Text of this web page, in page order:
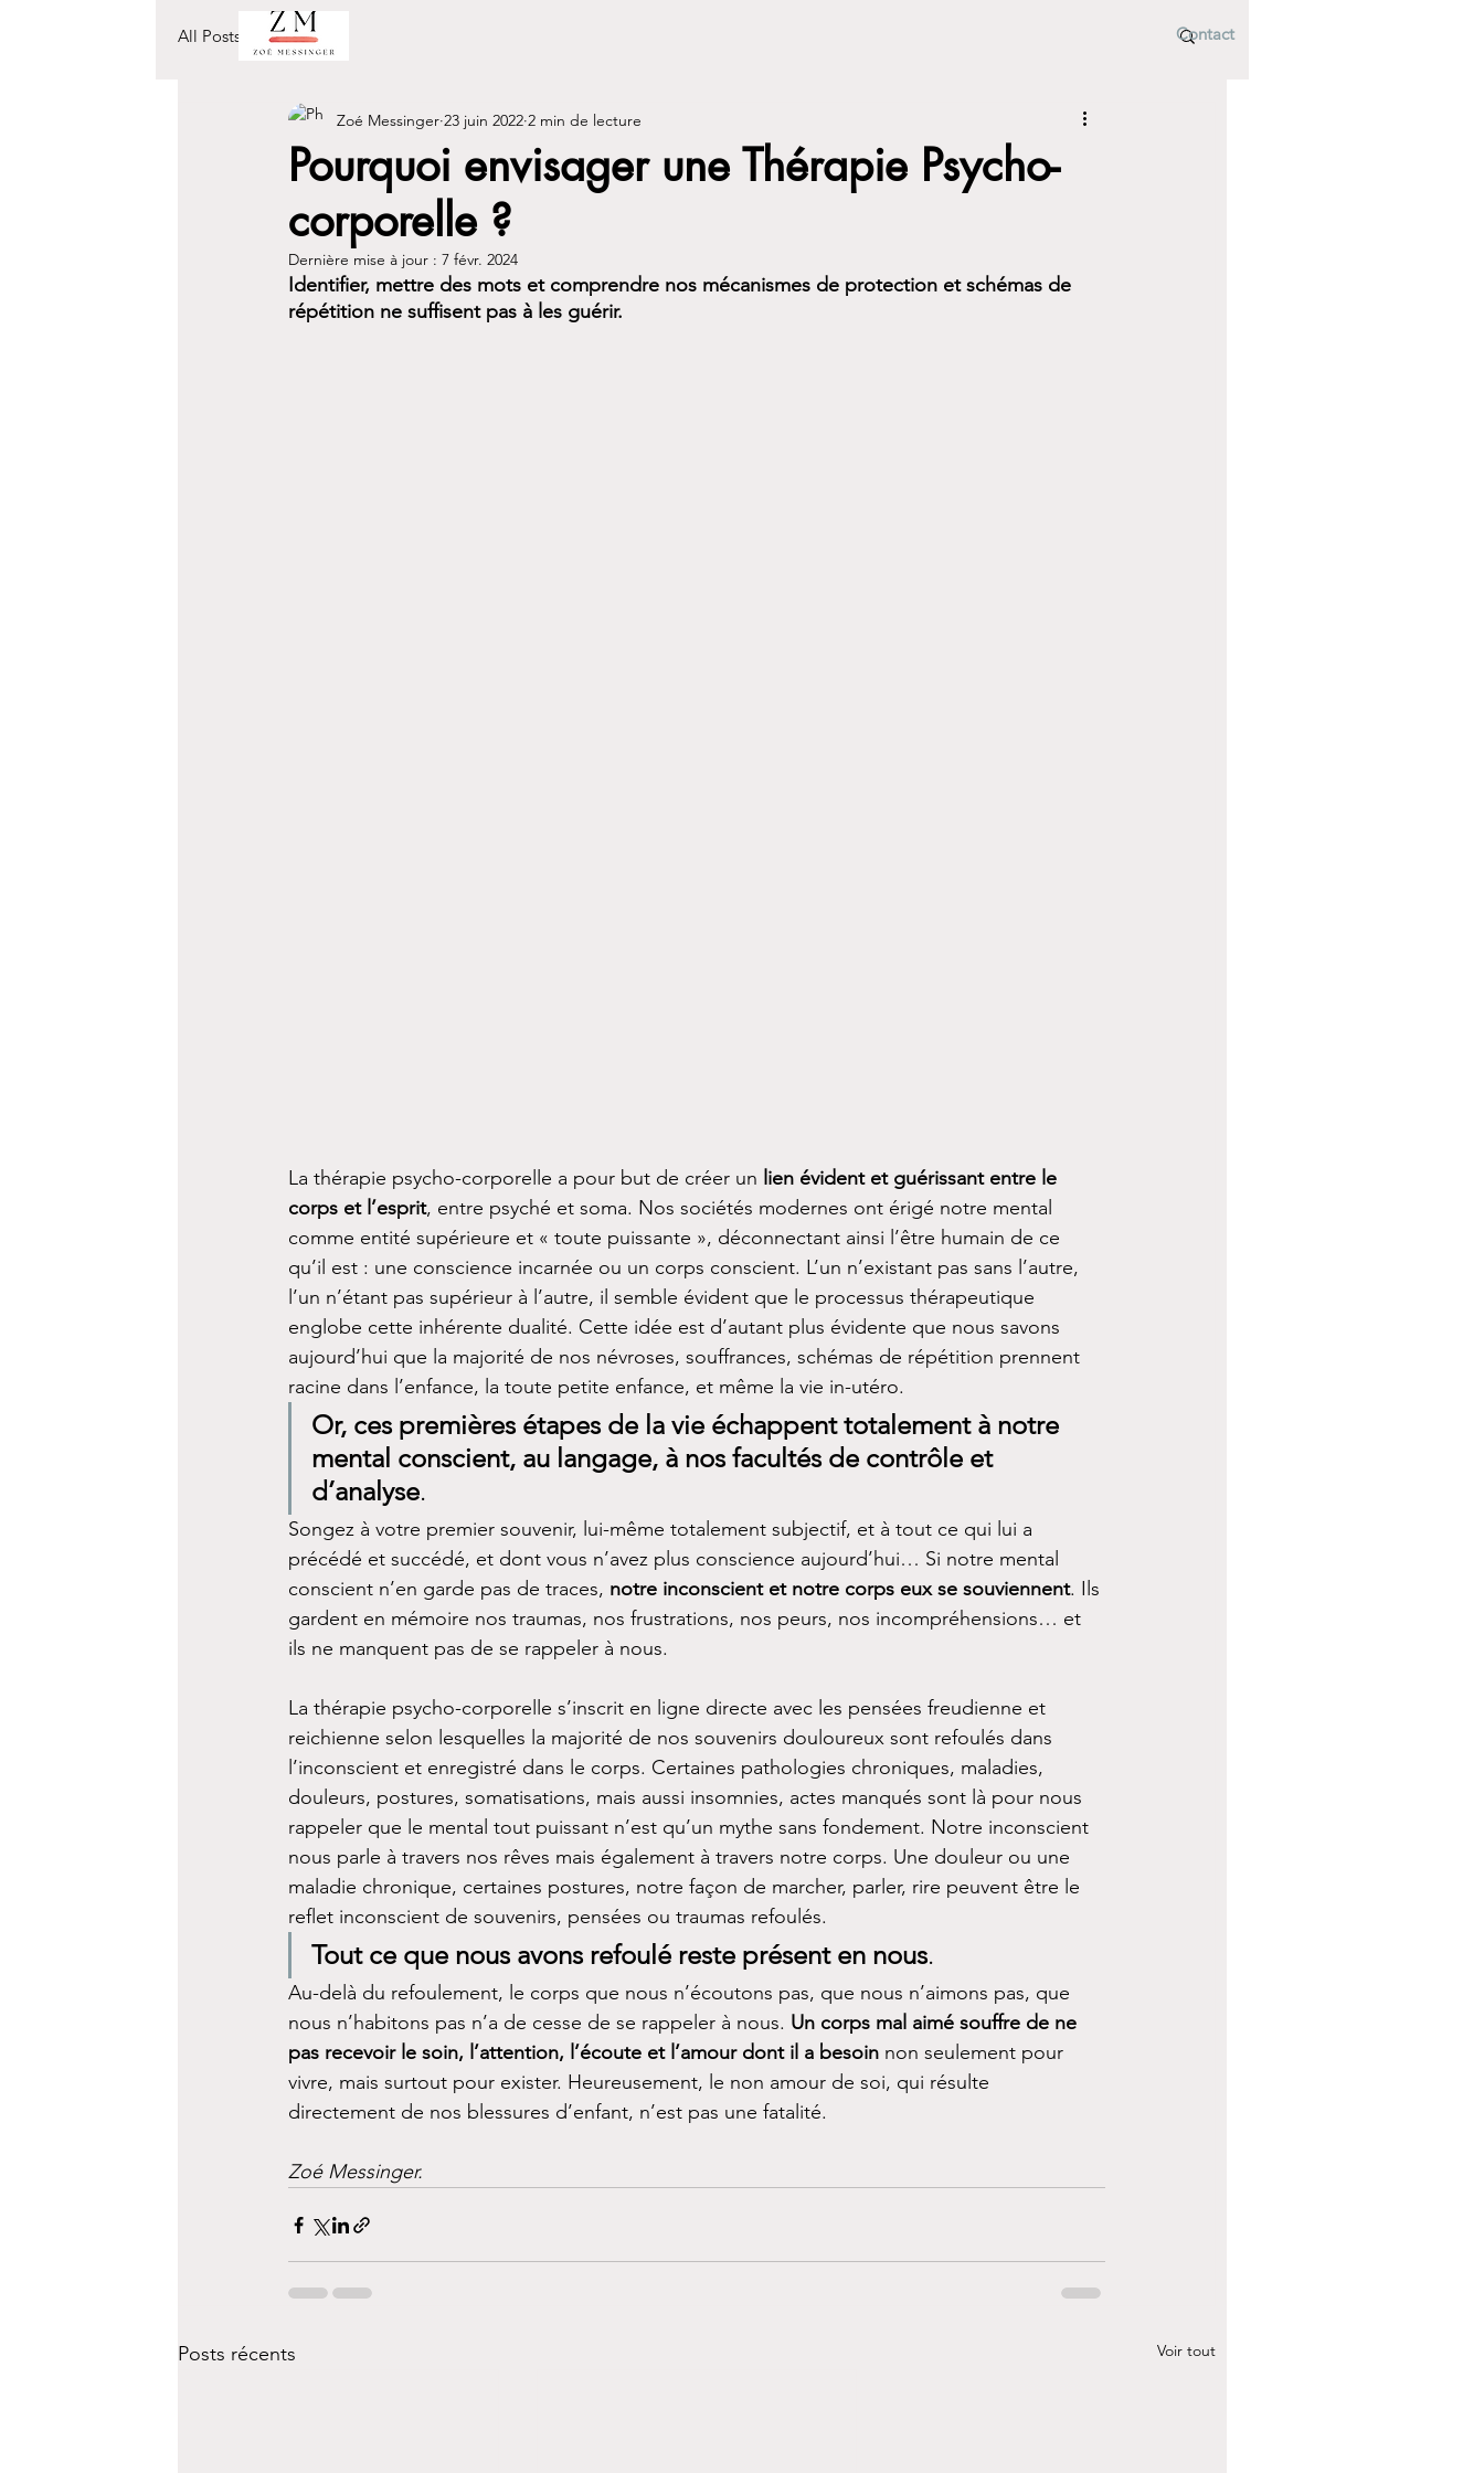
Contact
All Posts
Pourquoi envisager une Thérapie Psycho-
corporelle ?
Zoé Messinger 23 juin 2022 2 min de lecture
Dernière mise à jour : 7 févr. 2024
Identifier, mettre des mots et comprendre nos mécanismes de protection et schémas de
répétition ne suffisent pas à les guérir.
La thérapie psycho-corporelle a pour but de créer un lien évident et guérissant entre le
corps et l’esprit, entre psyché et soma. Nos sociétés modernes ont érigé notre mental
comme entité supérieure et « toute puissante », déconnectant ainsi l’être humain de ce
qu’il est : une conscience incarnée ou un corps conscient. L’un n’existant pas sans l’autre,
l’un n’étant pas supérieur à l’autre, il semble évident que le processus thérapeutique
englobe cette inhérente dualité. Cette idée est d’autant plus évidente que nous savons
aujourd’hui que la majorité de nos névroses, souffrances, schémas de répétition prennent
racine dans l’enfance, la toute petite enfance, et même la vie in-utéro.
Or, ces premières étapes de la vie échappent totalement à notre
mental conscient, au langage, à nos facultés de contrôle et
d’analyse.
Songez à votre premier souvenir, lui-même totalement subjectif, et à tout ce qui lui a
précédé et succédé, et dont vous n’avez plus conscience aujourd’hui… Si notre mental
conscient n’en garde pas de traces, notre inconscient et notre corps eux se souviennent. Ils
gardent en mémoire nos traumas, nos frustrations, nos peurs, nos incompréhensions… et
ils ne manquent pas de se rappeler à nous.
La thérapie psycho-corporelle s’inscrit en ligne directe avec les pensées freudienne et
reichienne selon lesquelles la majorité de nos souvenirs douloureux sont refoulés dans
l’inconscient et enregistré dans le corps. Certaines pathologies chroniques, maladies,
douleurs, postures, somatisations, mais aussi insomnies, actes manqués sont là pour nous
rappeler que le mental tout puissant n’est qu’un mythe sans fondement. Notre inconscient
nous parle à travers nos rêves mais également à travers notre corps. Une douleur ou une
maladie chronique, certaines postures, notre façon de marcher, parler, rire peuvent être le
reflet inconscient de souvenirs, pensées ou traumas refoulés.
Tout ce que nous avons refoulé reste présent en nous.
Au-delà du refoulement, le corps que nous n’écoutons pas, que nous n’aimons pas, que
nous n’habitons pas n’a de cesse de se rappeler à nous. Un corps mal aimé souffre de ne
pas recevoir le soin, l’attention, l’écoute et l’amour dont il a besoin non seulement pour
vivre, mais surtout pour exister. Heureusement, le non amour de soi, qui résulte
directement de nos blessures d’enfant, n’est pas une fatalité.
Zoé Messinger.
Posts récents Voir tout